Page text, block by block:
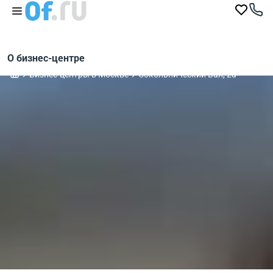
О бизнес-центре
Бизнес-центры в Москве Сокольнический Вал, 2а